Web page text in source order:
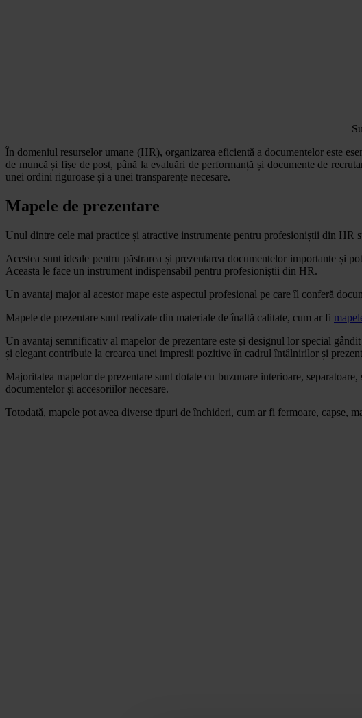
În domeniul resurselor umane (HR), organizarea eficientă a documentelor este
de muncă și fișe de post, până la evaluări de performanță și documente de
unei ordini riguroase și a unei transparențe necesare.
Mapele de prezentare
Unul dintre cele mai practice și atractive instrumente pentru profesioniștii din HR
Acestea sunt ideale pentru păstrarea și prezentarea documentelor importante
Aceasta le face un instrument indispensabil pentru profesioniștii din HR.
Un avantaj major al acestor mape este aspectul profesional pe care îl conferă
Mapele de prezentare sunt realizate din materiale de înaltă calitate, cum ar fi
Un avantaj semnificativ al mapelor de prezentare este și designul lor special
și elegant contribuie la crearea unei impresii pozitive în cadrul întâlnirilor și
Majoritatea mapelor de prezentare sunt dotate cu buzunare interioare,
documentelor și accesoriilor necesare.
Totodată, mapele pot avea diverse tipuri de închideri, cum ar fi fermoare, capse,